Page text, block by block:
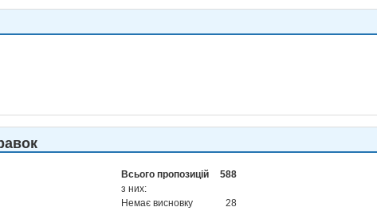
Всього пропозицій
588
з них:
Немає висновку
28